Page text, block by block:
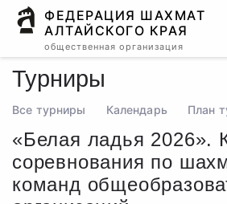
ФЕДЕРАЦИЯ ШАХМАТ
АЛТАЙСКОГО КРАЯ
общественная организация
Турниры
Все турниры Календарь План
«Белая ладья 2026».
соревнования по
команд